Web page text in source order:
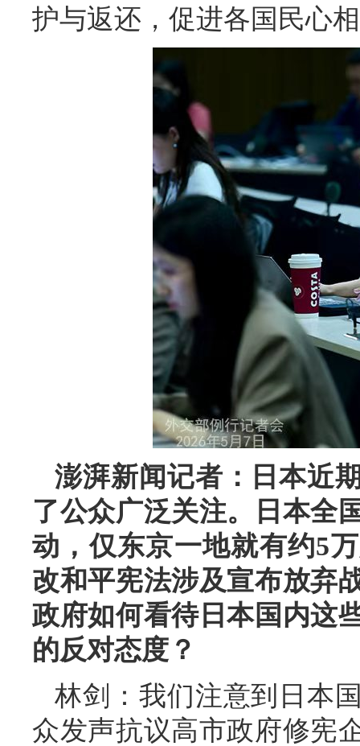
护与返还，促进各国民心
澎湃新闻记者：日本近
了公众广泛关注。日本全
动，仅东京一地就有约5
改和平宪法涉及宣布放弃
政府如何看待日本国内这
的反对态度？
林剑：我们注意到日本
众发声抗议高市政府修宪